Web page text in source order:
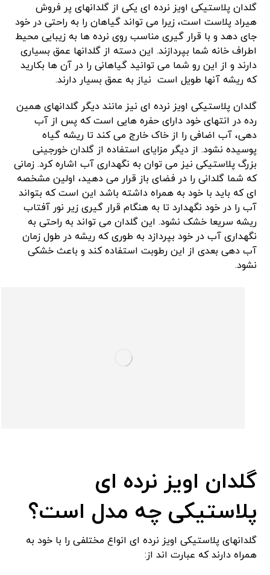
گلدان پلاستیکی اویز نرده ای یکی از گلدانهای پر فروش
هیراد پلاست است، زیرا می تواند گیاهان را به راحتی در خود
جای دهد و با قرار گیری مناسب روی نرده ها به زیبایی محیط
اطراف خانه شما بپردازند. این دسته از گلدانها عمق بسیاری
دارند و از این رو شما می توانید گیاهانی را در آن ها بکارید
که ریشه آنها طویل است نیاز به عمق بسیار دارند.
گلدان پلاستیکی اویز نرده ای نیز مانند دیگر گلدانهای همین
رده در انتهای خود دارای حفره هایی است که پس از آب
دهی، آب اضافی را از خاک خارج می کند تا ریشه گیاه
پوسیده نشود. از دیگر مزایای استفاده از گلدان خورجینی
بزرگ پلاستیکی نیز می توان به نگهداری آب اشاره کرد. زمانی
که شما گلدانی را در فضای باز قرار می دهید، اولین مشخصه
ای که باید با خود به همراه داشته باشد این است که بتواند
آب را در خود نگهدارد تا به هنگام قرار گیری زیر نور آفتاب
ریشه سریعا خشک نشود. این گلدان می تواند به راحتی به
نگهداری آب در خود بپردازد به طوری که ریشه در طول زمان
آب دهی بعدی از این رطوبت استفاده کند و باعث خشکی
نشود.
گلدان اویز نرده ای
پلاستیکی چه مدل است؟
گلدانهای پلاستیکی اویز نرده ای انواع مختلفی را با خود به
همراه دارند که عبارت اند از: